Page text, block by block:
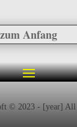
zum Anfang
© 2023 - [year] All